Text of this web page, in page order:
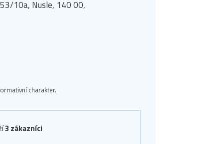
10a, Nusle, 140 00,
charakter.
3 zákazníci